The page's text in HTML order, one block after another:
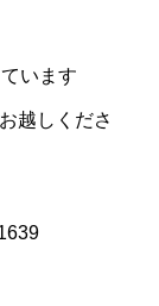
います
越しくださ